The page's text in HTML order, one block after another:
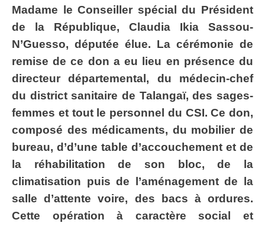
Madame le Conseiller spécial du Président
de la République, Claudia Ikia Sassou-
N’Guesso, députée élue. La cérémonie de
remise de ce don a eu lieu en présence du
directeur départemental, du médecin-chef
du district sanitaire de Talangaï, des sages-
femmes et tout le personnel du CSI. Ce don,
composé des médicaments, du mobilier de
bureau, d’d’une table d’accouchement et de
la réhabilitation de son bloc, de la
climatisation puis de l’aménagement de la
salle d’attente voire, des bacs à ordures.
Cette opération à caractère social et